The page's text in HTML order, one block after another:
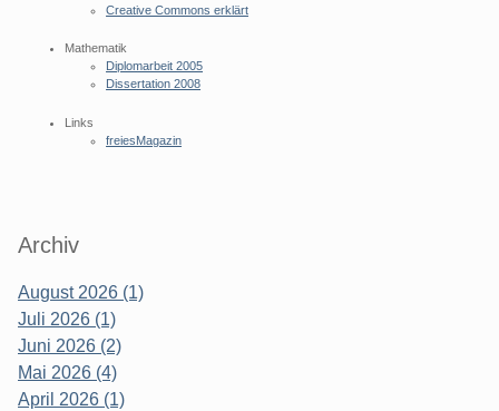
Creative Commons erklärt
Mathematik
Diplomarbeit 2005
Dissertation 2008
Links
freiesMagazin
Archiv
August 2026 (1)
Juli 2026 (1)
Juni 2026 (2)
Mai 2026 (4)
April 2026 (1)